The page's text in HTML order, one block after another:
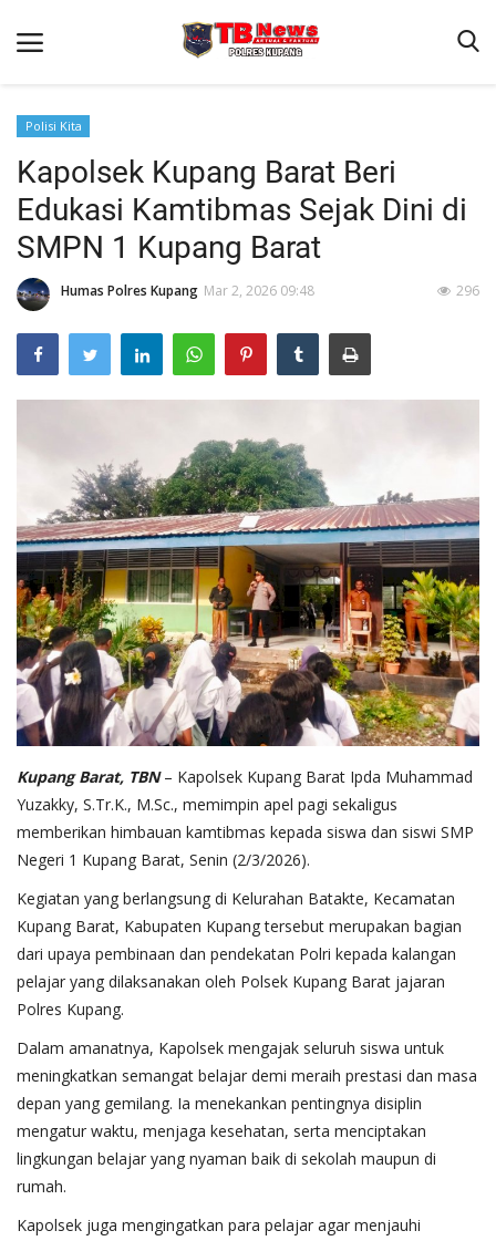
Beranda
Terms & Conditions
Reskrim
Binkam
Giat Ops
Lantas
Satwil
Polisi Kita
Kapolsek Kupang Barat Beri
Edukasi Kamtibmas Sejak Dini di
SMPN 1 Kupang Barat
Humas Polres Kupang Mar 2, 2026 09:48 296
Kupang Barat, TBN– Kapolsek Kupang Barat Ipda Muhammad
Yuzakky, S.Tr.K., M.Sc., memimpin apel pagi sekaligus
memberikan himbauan kamtibmas kepada siswa dan siswi SMP
Negeri 1 Kupang Barat, Senin (2/3/2026).
Kegiatan yang berlangsung di Kelurahan Batakte, Kecamatan
Kupang Barat, Kabupaten Kupang tersebut merupakan bagian
dari upaya pembinaan dan pendekatan Polri kepada kalangan
pelajar yang dilaksanakan oleh Polsek Kupang Barat jajaran
Polres Kupang.
Dalam amanatnya, Kapolsek mengajak seluruh siswa untuk
meningkatkan semangat belajar demi meraih prestasi dan masa
depan yang gemilang. Ia menekankan pentingnya disiplin
mengatur waktu, menjaga kesehatan, serta menciptakan
lingkungan belajar yang nyaman baik di sekolah maupun di
rumah.
Kapolsek juga mengingatkan para pelajar agar menjauhi